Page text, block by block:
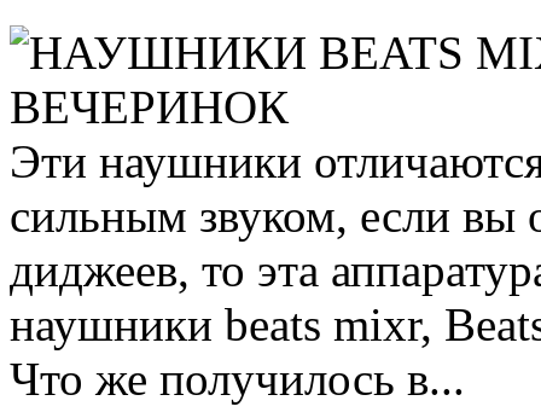
Эти наушники
сильным звуком, если вы
диджеев, то эта
наушники beats mixr,
Что же получилось в...